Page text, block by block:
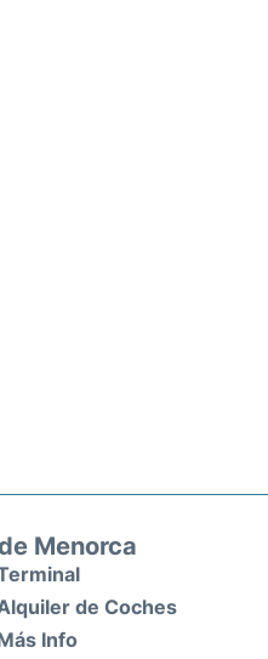
Menorca
de Coches
Info